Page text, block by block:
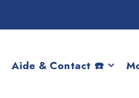
Aide & Contact ☎️